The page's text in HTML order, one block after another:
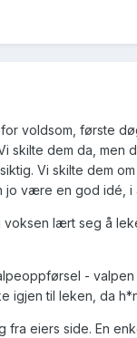
voldsom, første
skilte dem da,
Vi skilte dem
være en god idé, i
lært seg å
-
igjen til leken, da
fra eiers side. En